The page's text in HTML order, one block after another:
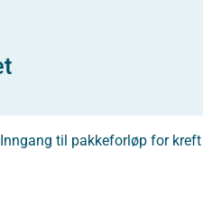
Inngang til pakkeforløp for